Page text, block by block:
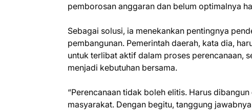
pemborosan anggaran dan belum optimalnya
Sebagai solusi, ia menekankan pentingnya
pembangunan. Pemerintah daerah, kata dia,
untuk terlibat aktif dalam proses perencanaan,
menjadi kebutuhan bersama.
“Perencanaan tidak boleh elitis. Harus
masyarakat. Dengan begitu, tanggung